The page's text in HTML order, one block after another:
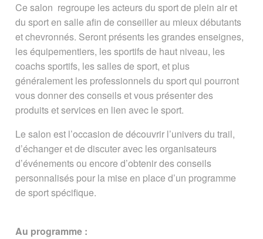
Ce salon regroupe les acteurs du sport de plein air et
du sport en salle afin de conseiller au mieux débutants
et chevronnés. Seront présents les grandes enseignes,
les équipementiers, les sportifs de haut niveau, les
coachs sportifs, les salles de sport, et plus
généralement les professionnels du sport qui pourront
vous donner des conseils et vous présenter des
produits et services en lien avec le sport.
Le salon est l’occasion de découvrir l’univers du trail,
d’échanger et de discuter avec les organisateurs
d’événements ou encore d’obtenir des conseils
personnalisés pour la mise en place d’un programme
de sport spécifique.
Au programme :